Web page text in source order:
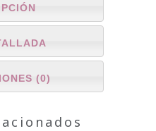
(0)